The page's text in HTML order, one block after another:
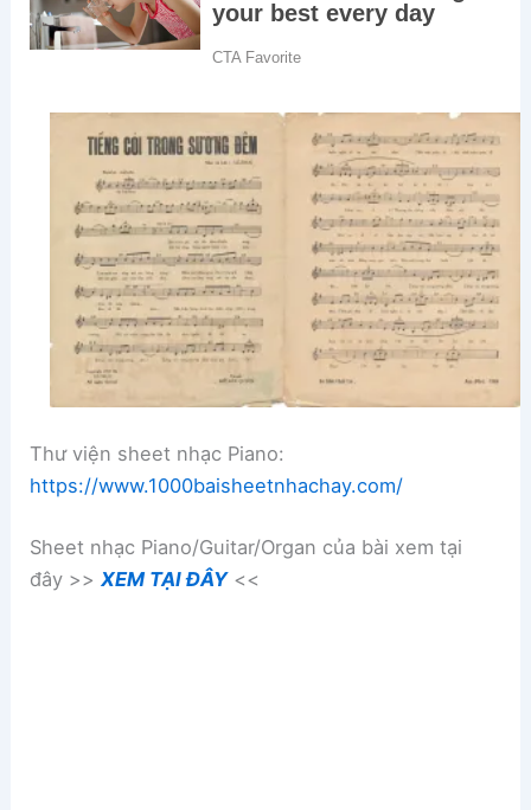
Thư viện sheet nhạc Piano:
https://www.1000baisheetnhachay.com/
Sheet nhạc Piano/Guitar/Organ của bài xem tại
đây >>XEM TẠI ĐÂY<<